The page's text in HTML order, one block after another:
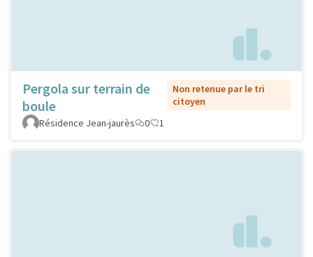
Pergola sur terrain de
boule
Non retenue par le tri
citoyen
Résidence Jean-jaurès
0 1